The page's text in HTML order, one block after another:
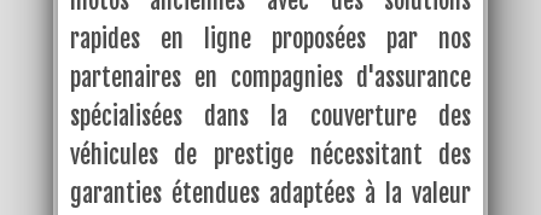
rapides en ligne proposées par nos
partenaires en compagnies d'assurance
spécialisées dans la couverture des
véhicules de prestige nécessitant des
garanties étendues adaptées à la valeur